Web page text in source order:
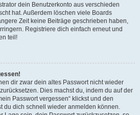
dein Benutzerkonto aus verschieden
hat. Außerdem löschen viele Boards
Zeit keine Beiträge geschrieben haben,
Registriere dich einfach erneut und
teil!
dir zwar dein altes Passwort nicht wieder
Dies machst du, indem du auf der
Passwort vergessen“ klickst und den
du dich schnell wieder anmelden können.